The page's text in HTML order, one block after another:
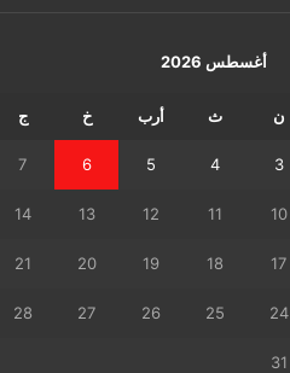
أغسطس 2026
ن ث أرب خ ج
3
4
5
6
7
10
11
12
13
14
17
18
19
20
21
24
25
26
27
28
31